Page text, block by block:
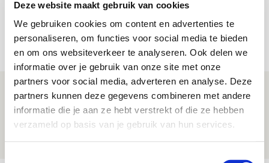
Deze website maakt gebruik van cookies
We gebruiken cookies om content en advertenties te
personaliseren, om functies voor social media te bieden
en om ons websiteverkeer te analyseren. Ook delen we
informatie over je gebruik van onze site met onze
partners voor social media, adverteren en analyse. Deze
partners kunnen deze gegevens combineren met andere
informatie die je aan ze hebt verstrekt of die ze hebben
verzameld op basis van je gebruik van hun services.
Is dit de laatste wallpaper van Godts in
de Johan Cruijff Arena?
07 AUGUSTUS 2026 - 00:36
NIEUWS
Trotse Klaassen: ‘Vierhonderd duels
voor mijn club is heel speciaal’
06 AUGUSTUS 2026 - 23:43
NIEUWS